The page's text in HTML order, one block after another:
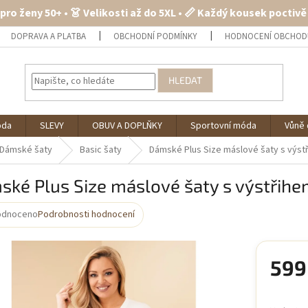
ženy 50+ • 👗 Velikosti až do 5XL • 📏 Každý kousek
DOPRAVA A PLATBA OBCHODNÍ PODMÍNKY HODNOCENÍ
HLEDAT
SLEVY OBUV A DOPLŇKY Sportovní móda
Dámské šaty Basic šaty Dámské Plus Size máslové šaty s
Plus Size máslové šaty s
Podrobnosti hodnocení